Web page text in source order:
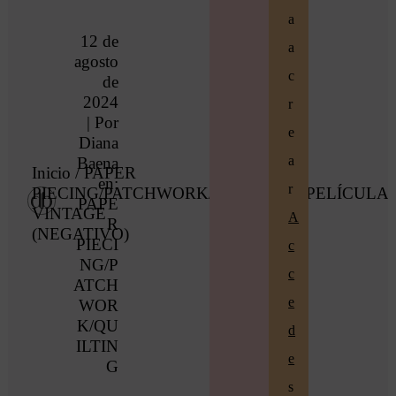
Inicio /PAPER
PIECING/PATCHWORK/QUILTING/ PELÍCULA
VINTAGE
(NEGATIVO)
12 de
agosto
de
2024
| Por
Diana
Baena
en:
PAPE
R
PIECI
NG/P
ATCH
WOR
K/QU
ILTIN
G
a
a
c
r
e
a
r
A
c
c
e
d
e
s